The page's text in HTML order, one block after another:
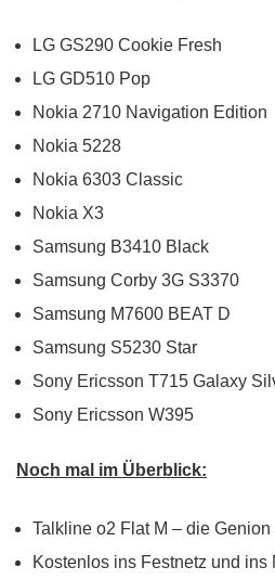
LG GS290 Cookie Fresh
LG GD510 Pop
Nokia 2710 Navigation Edition
Nokia 5228
Nokia 6303 Classic
Nokia X3
Samsung B3410 Black
Samsung Corby 3G S3370
Samsung M7600 BEAT D
Samsung S5230 Star
Sony Ericsson T715 Galaxy
Sony Ericsson W395
Noch mal im Überblick:
Talkline o2 Flat M – die Genion
Kostenlos ins Festnetz und ins